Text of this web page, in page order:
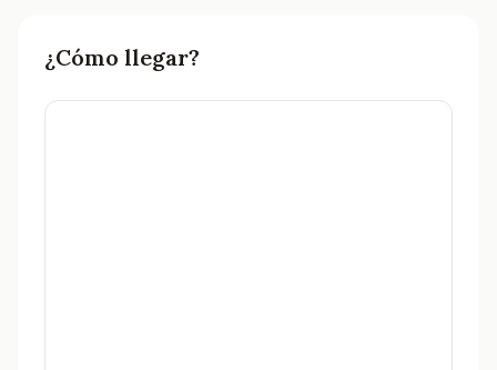
¿Cómo llegar?